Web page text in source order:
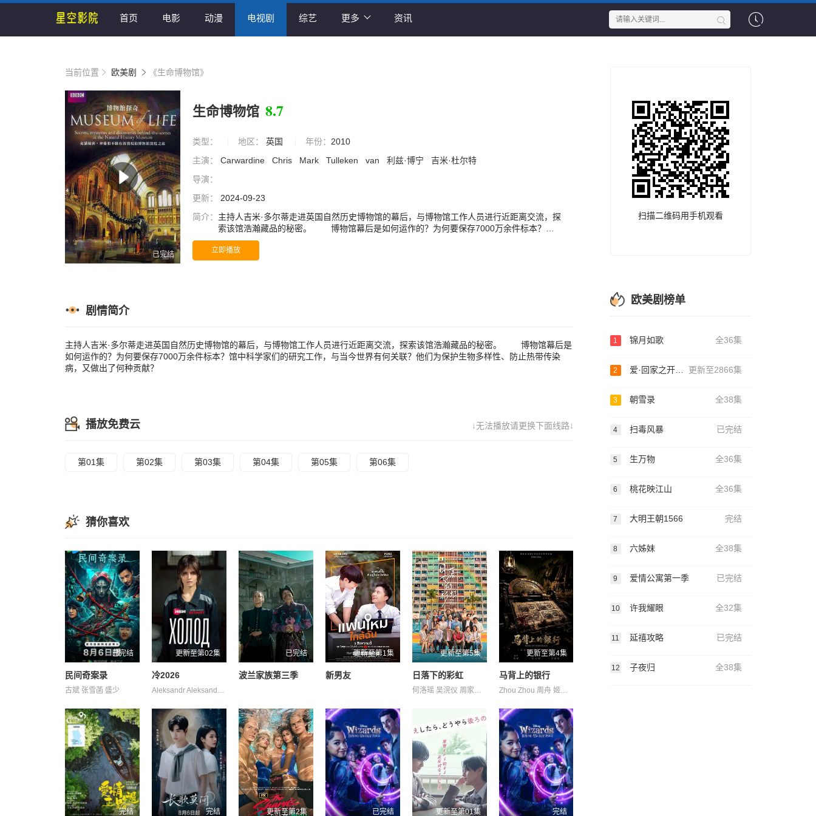
首页 电影 动漫 电视剧 综艺 更多 资讯
当前位置 欧美剧 《生命博物馆》
已完结
生命博物馆 8.7
类型： 地区： 英国 年份： 2010
主演：
Carwardine Chris Mark Tulleken van 利兹·博宁
吉米·杜尔特
导演：
更新：
2024-09-23
简介： 主持人吉米·多尔蒂走进英国自然历史博物馆的幕后，与博物馆工作人员进行近距离交流，探
索该馆浩瀚藏品的秘密。 博物馆幕后是如何运作的？为何要保存7000万余件标本？馆
中科学家们的研究工作，与当今世界有何关联？他们为保护生物多样性、防止热带传染病，
又做出了何种贡献？
立即播放
剧情简介
主持人吉米·多尔蒂走进英国自然历史博物馆的幕后，与博物馆工作人员进行近距离交流，探索该馆浩瀚藏品的秘密。 博物馆幕后是
如何运作的？为何要保存7000万余件标本？馆中科学家们的研究工作，与当今世界有何关联？他们为保护生物多样性、防止热带传染
病，又做出了何种贡献？
↓无法播放请更换下面线路↓
播放免费云
第01集 第02集 第03集 第04集 第05集 第06集
猜你喜欢
已完结
民间奇案录
古斌 张雪菡 盛少
更新至第02集
冷2026
Aleksandr Aleksandr Averin Boyko Denis Dromashko Evgeniy Katalymova Kharitonov Konovalov Kseniya Maksim Maksim Mikhail Prytkov Salmina Shakhov Taya Yuliya 亚历山大·克罗特科夫 亚历山德拉·巴巴斯基纳 奥列格·瓦西里科夫 弗谢沃罗德·沃洛丁 彼得·费奥多罗夫 拉丽萨·古泽耶娃 柳波芙·阿克肖诺娃 琳达·拉宾什 阿纳斯塔西娅·伏拉索娃 阿纳斯塔西娅·米希纳
已完结
波兰家族第三季
更新至第1集
新男友
更新至第5集
日落下的彩虹
何洛瑶 吴浣仪 周家怡 唐诗咏 夏雨 栢天男 梁业 潘灿良 苏文涛 葛绰瑶 许博文 许轶 邱士缙 郭锋 陈欣妍 黃奕晨
更新至第4集
马背上的银行
Zhou Zhou 周舟 姬晓飞 杜志国 王全有 王芳政 郑卫莉 郭烁杰 阎妮
完结 完结 更新至第2集 已完结 更新至第01集 完结
扫描二维码用手机观看
欧美剧榜单
1 锦月如歌 全36集
2 爱·回家之开心速递 更新至2866集
3 朝雪录 全38集
4 扫毒风暴 已完结
5 生万物 全36集
6 桃花映江山 全36集
7 大明王朝1566 完结
8 六姊妹 全38集
9 爱情公寓第一季 已完结
10 许我耀眼 全32集
11 延禧攻略 已完结
12 子夜归 全38集